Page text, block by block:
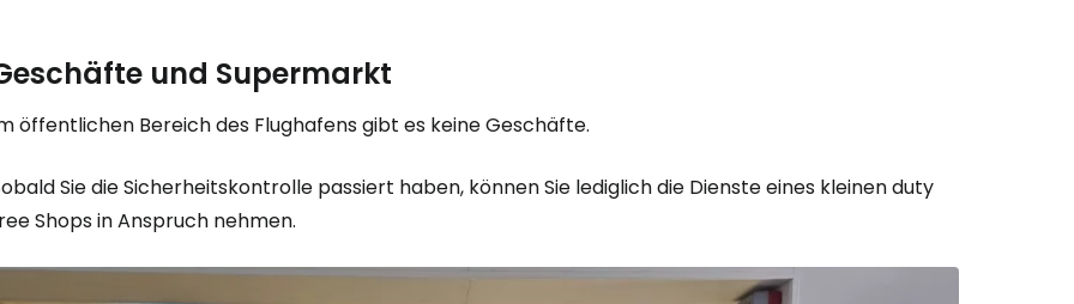
und Supermarkt
öffentlichen Bereich des Flughafens gibt es keine Geschäfte.
Sie die Sicherheitskontrolle passiert haben, können Sie lediglich die Dienste eines kleinenduty
Shops in Anspruch nehmen.